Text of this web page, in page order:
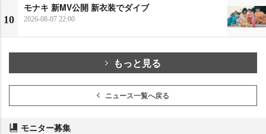
10
モナキ 新MV公開 新衣装でダイブ
2026-08-07 22:00
もっと見る
ニュース一覧へ戻る
モニター募集